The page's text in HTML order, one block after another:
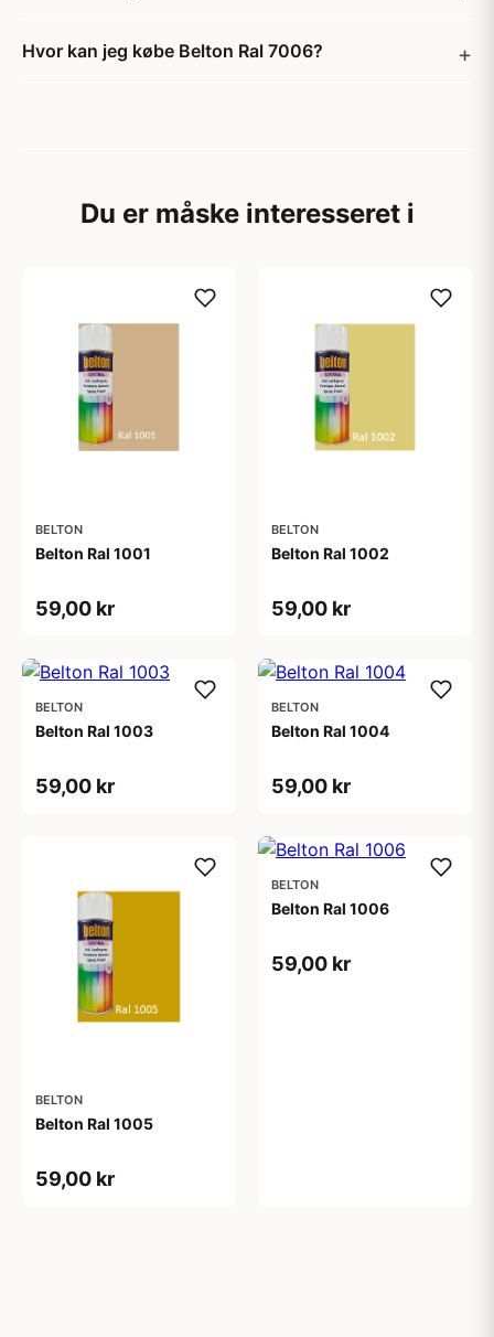
Hvor kan jeg købe Belton Ral 7006?
Du er måske interesseret i
BELTON
Belton Ral 1001
59,00 kr
BELTON
Belton Ral 1002
59,00 kr
BELTON
Belton Ral 1003
59,00 kr
BELTON
Belton Ral 1004
59,00 kr
BELTON
Belton Ral 1005
59,00 kr
BELTON
Belton Ral 1006
59,00 kr